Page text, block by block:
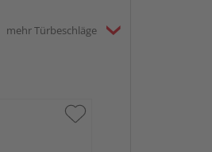
mehr Türbeschläge